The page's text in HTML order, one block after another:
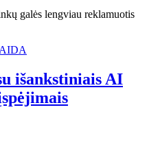
galės lengviau reklamuotis
išankstiniais AI